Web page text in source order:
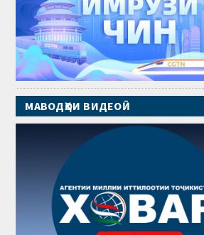
МАВОДҲОИ ВИДЕОӢ